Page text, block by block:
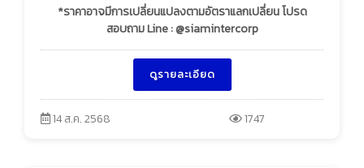
*ราคาอาจมีการเปลี่ยนแปลงตามอัตราแลกเปลี่ยน โปรด
สอบถาม Line : @siamintercorp
ดูรายละเอียด
14 ส.ค. 2568 1747